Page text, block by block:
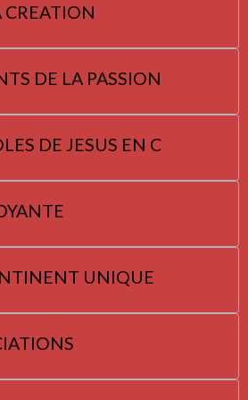
CREATION
DE LA PASSION
DE JESUS EN C
UNIQUE